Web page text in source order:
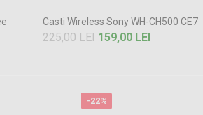
Casti Wireless Sony WH-CH500 CE7
225,00 LEI 159,00 LEI
-22%